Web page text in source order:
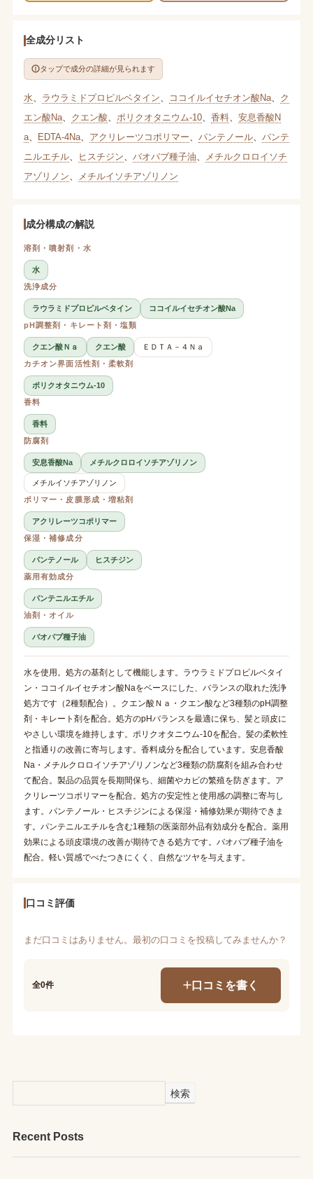
全成分リスト
タップで成分の詳細が見られます
水 ラウラミドプロピルベタイン ココイルイセチオン酸Na、 ク
エン酸Na、 クエン酸 ポリクオタニウム-10、 香料、 安息香酸N
a、 EDTA-4Na、 アクリレーツコポリマー パンテノール、 パンテ
ニルエチル、 ヒスチジン バオバブ種子油
メチルクロロイソチ
アゾリノン
メチルイソチアゾリノン
成分構成の解説
溶剤・噴射剤・水
水
洗浄成分
ラウラミドプロピルベタイン
ココイルイセチオン酸Na
pH調整剤・キレート剤・塩類
クエン酸Ｎａ クエン酸
ＥＤＴＡ－４Ｎａ
カチオン界面活性剤・柔軟剤
ポリクオタニウム-10
香料
香料
防腐剤
安息香酸Na メチルクロロイソチアゾリノン
メチルイソチアゾリノン
ポリマー・皮膜形成・増粘剤
アクリレーツコポリマー
保湿・補修成分
パンテノール
ヒスチジン
薬用有効成分
パンテニルエチル
油剤・オイル
バオバブ種子油
水を使用。処方の基剤として機能します。ラウラミドプロピルベタイ
ン・ココイルイセチオン酸Naをベースにした、バランスの取れた洗浄
処方です（2種類配合）。クエン酸Ｎａ・クエン酸など3種類のpH調整
剤・キレート剤を配合。処方のpHバランスを最適に保ち、髪と頭皮に
やさしい環境を維持します。ポリクオタニウム-10を配合。髪の柔軟性
と指通りの改善に寄与します。香料成分を配合しています。安息香酸
Na・メチルクロロイソチアゾリノンなど3種類の防腐剤を組み合わせ
て配合。製品の品質を長期間保ち、細菌やカビの繁殖を防ぎます。ア
クリレーツコポリマーを配合。処方の安定性と使用感の調整に寄与し
ます。パンテノール・ヒスチジンによる保湿・補修効果が期待できま
す。パンテニルエチルを含む1種類の医薬部外品有効成分を配合。薬用
効果による頭皮環境の改善が期待できる処方です。バオバブ種子油を
配合。軽い質感でべたつきにくく、自然なツヤを与えます。
口コミ評価
まだ口コミはありません。最初の口コミを投稿してみませんか？
全0件 口コミを書く
検索
Recent Posts